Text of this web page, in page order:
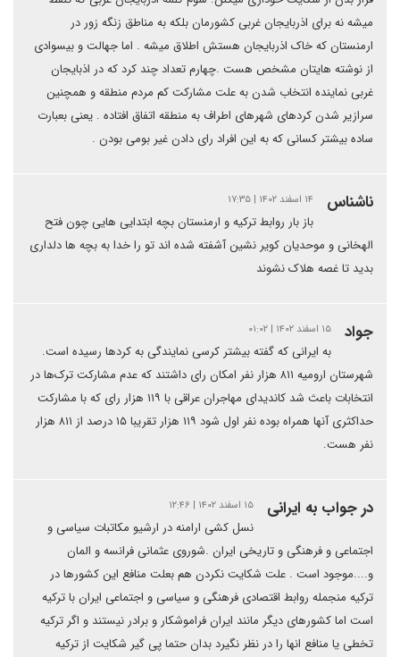
میشه نه برای اذربایجان غربی کشورمان بلکه به مناطق زنگه زور در
ارمنستان که خاک اذربایجان هستش اطلاق میشه . اما جهالت و بیسوادی
از نوشته هایتان مشخص هست .چهارم تعداد چند کرد که در اذبایجان
غربی نماینده انتخاب شدن به علت مشارکت کم مردم منطقه و همچنین
سرازیر شدن کردهای شهرهای اطراف به منطقه اتفاق افتاده . یعنی بعبارت
ساده بیشتر کسانی که به این افراد رای دادن غیر بومی بودن .
ناشناس ۱۴ اسفند ۱۴۰۲ | ۱۷:۳۵
باز بار روابط ترکیه و ارمنستان بچه ابتدایی هایی چون فتح
الهخانی و موحدیان کویر نشین آشفته شده اند تو را خدا به بچه ها دلداری
بدید تا غصه هلاک نشوند
جواد ۱۵ اسفند ۱۴۰۲ | ۰۱:۰۲
به ایرانی که گفته بیشتر کرسی نمایندگی به کردها رسیده است.
شهرستان ارومیه ۸۱۱ هزار نفر امکان رای داشتند که عدم مشارکت ترک‌ها در
انتخابات باعث شد کاندیدای مهاجران عراقی با ۱۱۹ هزار رای که با مشارکت
حداکثری آنها همراه بوده نفر اول شود ۱۱۹ هزار تقریبا ۱۵ درصد از ۸۱۱ هزار
نفر هست.
در جواب به ایرانی ۱۵ اسفند ۱۴۰۲ | ۱۲:۴۶
نسل کشی ارامنه در ارشیو مکاتبات سیاسی و
اجتماعی و فرهنگی و تاریخی ایران .شوروی عثمانی فرانسه و المان
و....موجود است . علت شکایت نکردن هم بعلت منافع این کشورها در
ترکیه منجمله روابط اقتصادی فرهنگی و سیاسی و اجتماعی ایران با ترکیه
است اما کشورهای دیگر مانند ایران فراموشکار و برادر نیستند و اگر ترکیه
تخطی یا منافع انها را در نظر نگیرد بدان حتما پی گیر شکایت از ترکیه